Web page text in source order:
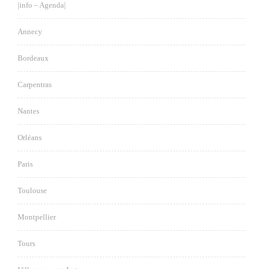
|info – Agenda|
Annecy
Bordeaux
Carpentras
Nantes
Orléans
Paris
Toulouse
Montpellier
Tours